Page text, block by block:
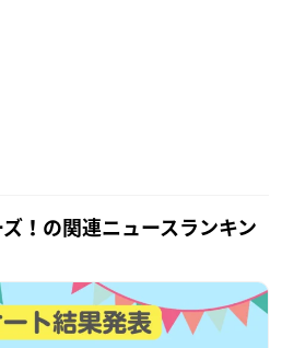
！の関連ニュースランキン